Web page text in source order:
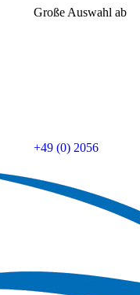
Große Auswahl ab
+49 (0) 2056